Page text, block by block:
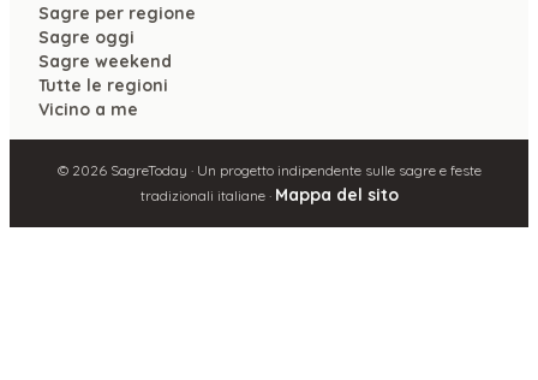
Sagre per regione
Sagre oggi
Sagre weekend
Tutte le regioni
Vicino a me
© 2026SagreToday · Un progetto indipendente sulle sagre e feste
tradizionali italiane · Mappa del sito